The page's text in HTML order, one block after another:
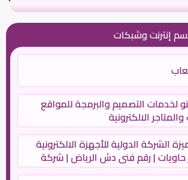
إنترنت وشبكات
لخدمات التصميم والبرمجة للمواقع
الالكترونية
الشركة الدولية للأجهزة الالكترونية
حاويات | رقم فنى دش الرياض | شركة
عفش – بروتكتور